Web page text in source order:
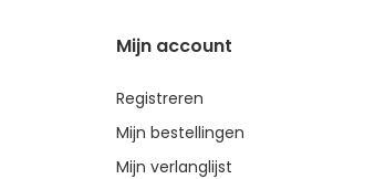
Mijn account
Registreren
Mijn bestellingen
Mijn verlanglijst